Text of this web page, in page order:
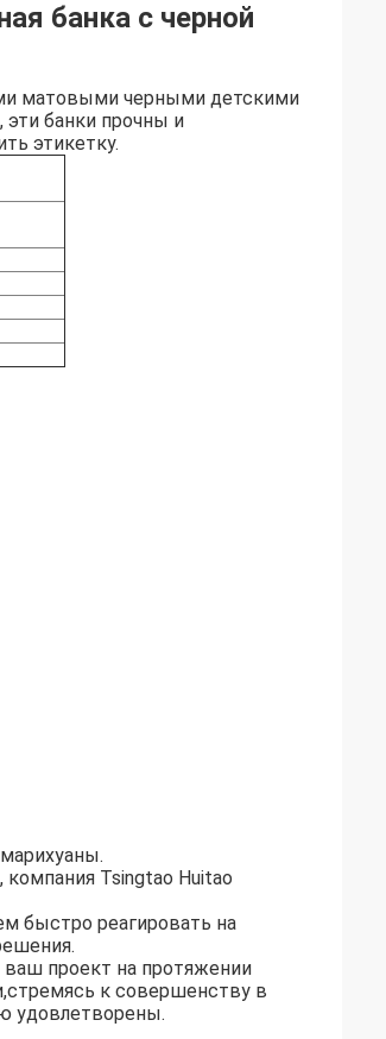
банка с черной
матовыми черными детскими
банки прочны и
этикетку.
Tsingtao Huitao
быстро реагировать на
ваш проект на протяжении
к совершенству в
удовлетворены.